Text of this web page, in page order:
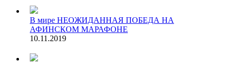
В мире НЕОЖИДАННАЯ ПОБЕДА НА
АФИНСКОМ МАРАФОНЕ
10.11.2019